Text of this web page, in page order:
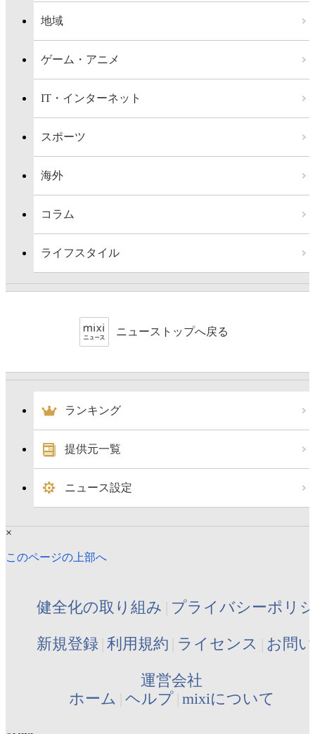
地域
ゲーム・アニメ
IT・インターネット
スポーツ
海外
コラム
ライフスタイル
ニューストップへ戻る
ランキング
提供元一覧
ニュース設定
×
このページの上部へ
健全化の取り組み プライバシーポリ
新規登録 利用規約 ライセンス お問
運営会社
ホーム ヘルプ mixiについて